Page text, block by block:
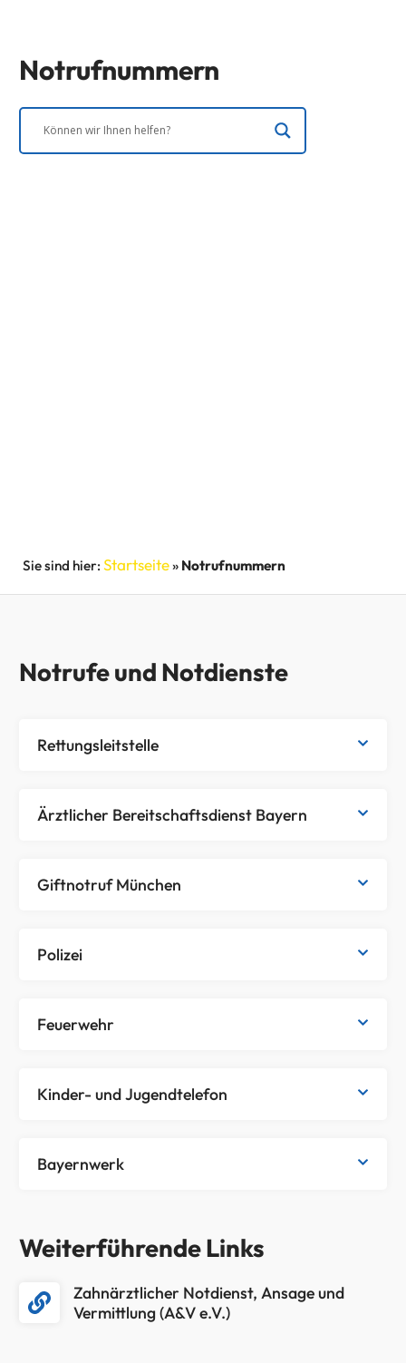
Notrufnummern
Startseite» Notrufnummern
Notrufe und Notdienste
Rettungsleitstelle
Ärztlicher Bereitschaftsdienst Bayern
Giftnotruf München
Polizei
Feuerwehr
Kinder- und Jugendtelefon
Bayernwerk
Weiterführende Links
Zahnärztlicher Notdienst, Ansage und
Vermittlung (A&V e.V.)